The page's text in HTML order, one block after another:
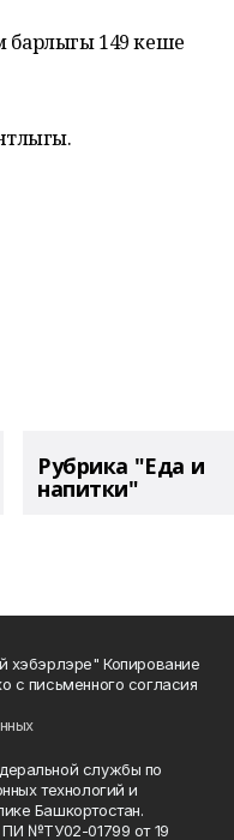
барлыгы 149 кеше
Рубрика "Еда и
напитки"
хэбэрлэре" Копирование
с письменного согласия
службы по
технологий и
Башкортостан.
№ТУ02-01799 от 19